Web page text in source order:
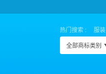
热门搜索 : 服装
全部商标类别